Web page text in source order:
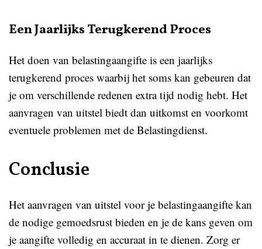
Een Jaarlijks Terugkerend Proces
Het doen van belastingaangifte is een jaarlijks
terugkerend proces waarbij het soms kan gebeuren dat
je om verschillende redenen extra tijd nodig hebt. Het
aanvragen van uitstel biedt dan uitkomst en voorkomt
eventuele problemen met de Belastingdienst.
Conclusie
Het aanvragen van uitstel voor je belastingaangifte kan
de nodige gemoedsrust bieden en je de kans geven om
je aangifte volledig en accuraat in te dienen. Zorg er